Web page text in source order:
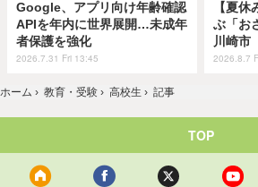
Google、アプリ向け年齢確認
APIを年内に世界展開…未成年
者保護を強化
2026.7.31 Fri 13:45
【夏
ぶ「お
川崎市
2026.8.7
ホーム › 教育・受験 › 高校生 › 記事
TOP